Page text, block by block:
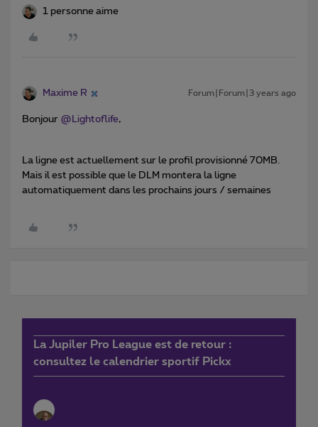
1 personne aime
Maxime R Forum|Forum|3 years ago
Bonjour @Lightoflife,
La ligne est actuellement sur le profil provisionné 70MB.
Mais il est possible que le DLM montera la ligne
automatiquement dans les prochains jours / semaines
La Jupiler Pro League est de retour :
consultez le calendrier sportif Pickx